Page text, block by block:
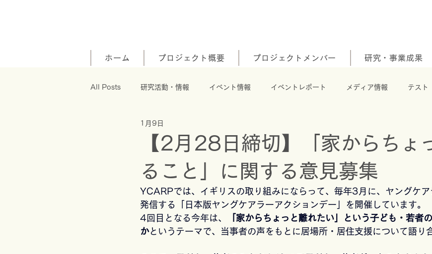
ホーム プロジェクト概要 プロジェクトメンバー 研究・事業成果
All Posts 研究活動・情報 イベント情報 イベントレポート メディア情報 テスト
【2月28日締切】「家からちょ
ること」に関する意見募集
1月9日
YCARPでは、イギリスの取り組みにならって、毎年3月に、ヤングケア
発信する「日本版ヤングケアラーアクションデー」を開催しています。
4回目となる今年は、
「家からちょっと離れたい」という子ども・若者
かというテーマで、当事者の声をもとに居場所・居住支援について語り